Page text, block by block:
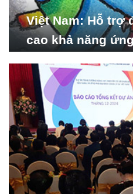
Việt Nam: Hỗ trợ
cao khả năng